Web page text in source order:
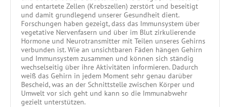
und entartete Zellen (Krebszellen) zerstört und beseitigt
und damit grundlegend unserer Gesundheit dient.
Forschungen haben gezeigt, dass das Immunsystem über
vegetative Nervenfasern und über im Blut zirkulierende
Hormone und Neurotransmitter mit Teilen unseres Gehirns
verbunden ist. Wie an unsichtbaren Fäden hängen Gehirn
und Immunsystem zusammen und können sich ständig
wechselseitig über ihre Aktivitäten informieren. Dadurch
weiß das Gehirn in jedem Moment sehr genau darüber
Bescheid, was an der Schnittstelle zwischen Körper und
Umwelt vor sich geht und kann so die Immunabwehr
gezielt unterstützen.